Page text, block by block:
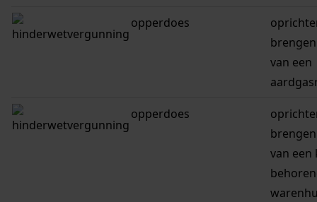
opperdoes
van een
opperdoes
van een